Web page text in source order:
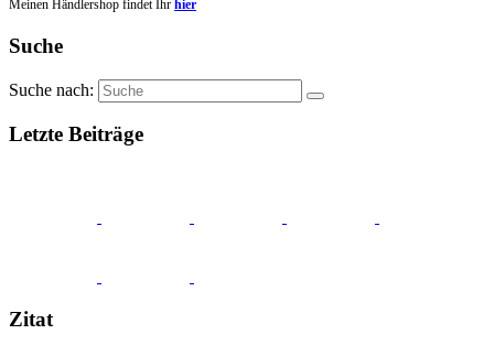
Meinen Händlershop findet Ihr hier
Suche
Suche nach:
Letzte Beiträge
Zitat